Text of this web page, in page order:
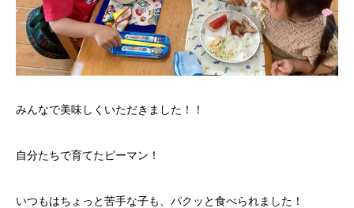
みんなで美味しくいただきました！！
自分たちで育てたピーマン！
いつもはちょっと苦手な子も、パクッと食べられました！